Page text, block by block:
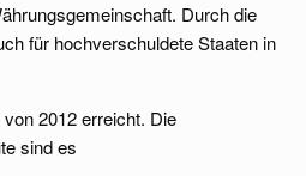
Durch die
für hochverschuldete Staaten in
2012 erreicht. Die
sind es